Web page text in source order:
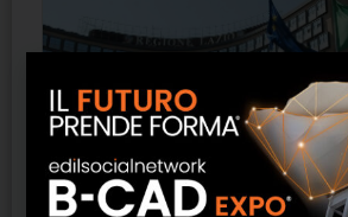
Rigenerazione urbana nel
incentivi e criticità, il dibattito